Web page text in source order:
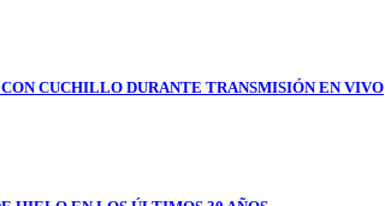
CUCHILLO DURANTE TRANSMISIÓN EN VIVO